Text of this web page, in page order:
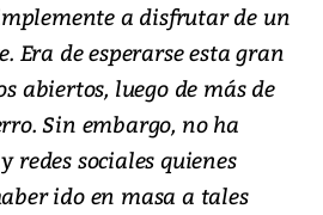
a disfrutar de un
Era de esperarse esta gran
abiertos, luego de más de
Sin embargo, no ha
redes sociales quienes
ido en masa a tales